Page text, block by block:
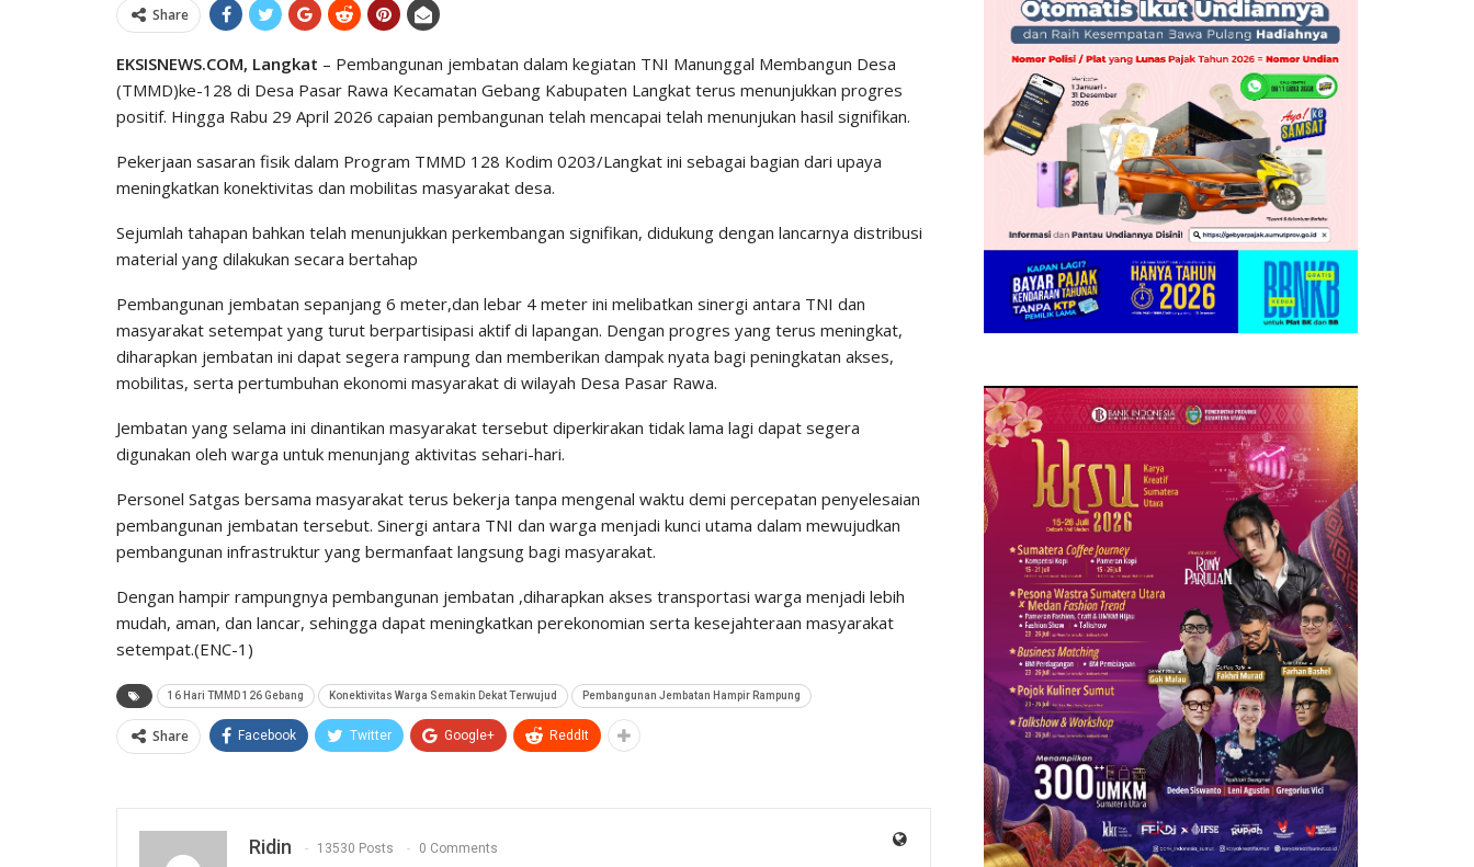
Share
EKSISNEWS.COM, Langkat – Pembangunan jembatan dalam kegiatan TNI Manunggal Membangun Desa
(TMMD)ke-128 di Desa Pasar Rawa Kecamatan Gebang Kabupaten Langkat terus menunjukkan progres
positif. Hingga Rabu 29 April 2026 capaian pembangunan telah mencapai telah menunjukan hasil signifikan.
Pekerjaan sasaran fisik dalam Program TMMD 128 Kodim 0203/Langkat ini sebagai bagian dari upaya
meningkatkan konektivitas dan mobilitas masyarakat desa.
Sejumlah tahapan bahkan telah menunjukkan perkembangan signifikan, didukung dengan lancarnya distribusi
material yang dilakukan secara bertahap
Pembangunan jembatan sepanjang 6 meter,dan lebar 4 meter ini melibatkan sinergi antara TNI dan
masyarakat setempat yang turut berpartisipasi aktif di lapangan. Dengan progres yang terus meningkat,
diharapkan jembatan ini dapat segera rampung dan memberikan dampak nyata bagi peningkatan akses,
mobilitas, serta pertumbuhan ekonomi masyarakat di wilayah Desa Pasar Rawa.
Jembatan yang selama ini dinantikan masyarakat tersebut diperkirakan tidak lama lagi dapat segera
digunakan oleh warga untuk menunjang aktivitas sehari-hari.
Personel Satgas bersama masyarakat terus bekerja tanpa mengenal waktu demi percepatan penyelesaian
pembangunan jembatan tersebut. Sinergi antara TNI dan warga menjadi kunci utama dalam mewujudkan
pembangunan infrastruktur yang bermanfaat langsung bagi masyarakat.
Dengan hampir rampungnya pembangunan jembatan ,diharapkan akses transportasi warga menjadi lebih
mudah, aman, dan lancar, sehingga dapat meningkatkan perekonomian serta kesejahteraan masyarakat
setempat.(ENC-1)
16 Hari TMMD 126 Gebang Konektivitas Warga Semakin Dekat Terwujud Pembangunan Jembatan Hampir Rampung
Share Facebook Twitter Google+ ReddIt
Ridin 13530 Posts 0 Comments